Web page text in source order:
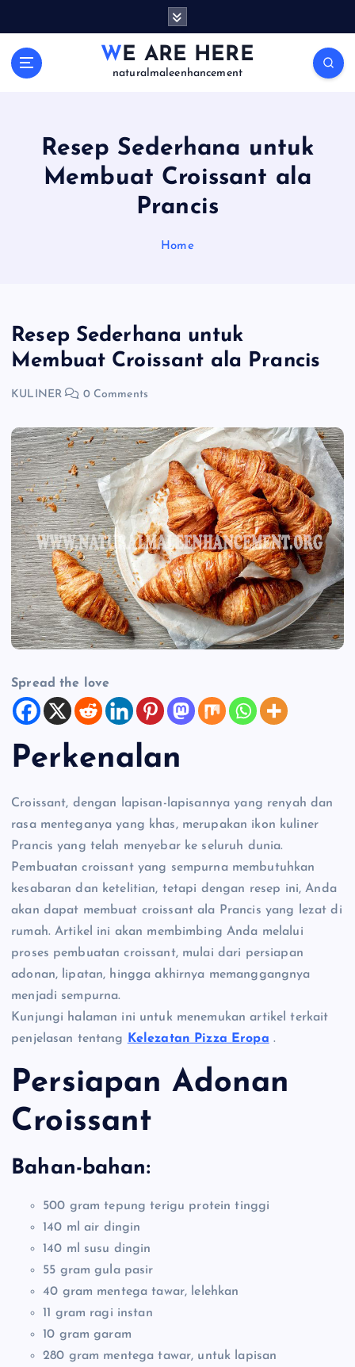
WE ARE HERE
naturalmaleenhancement
Resep Sederhana untuk
Membuat Croissant ala
Prancis
Home
Resep Sederhana untuk
Membuat Croissant ala Prancis
KULINER 0 Comments
Spread the love
Perkenalan
Croissant, dengan lapisan-lapisannya yang renyah dan
rasa menteganya yang khas, merupakan ikon kuliner
Prancis yang telah menyebar ke seluruh dunia.
Pembuatan croissant yang sempurna membutuhkan
kesabaran dan ketelitian, tetapi dengan resep ini, Anda
akan dapat membuat croissant ala Prancis yang lezat di
rumah. Artikel ini akan membimbing Anda melalui
proses pembuatan croissant, mulai dari persiapan
adonan, lipatan, hingga akhirnya memanggangnya
menjadi sempurna.
Kunjungi halaman ini untuk menemukan artikel terkait
penjelasan tentang
Kelezatan Pizza Eropa .
Persiapan Adonan
Croissant
Bahan-bahan:
500 gram tepung terigu protein tinggi
140 ml air dingin
140 ml susu dingin
55 gram gula pasir
40 gram mentega tawar, lelehkan
11 gram ragi instan
10 gram garam
280 gram mentega tawar, untuk lapisan